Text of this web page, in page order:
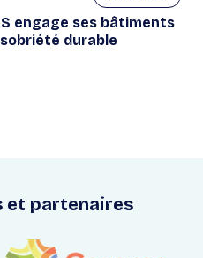
engage ses bâtiments
durable
et partenaires